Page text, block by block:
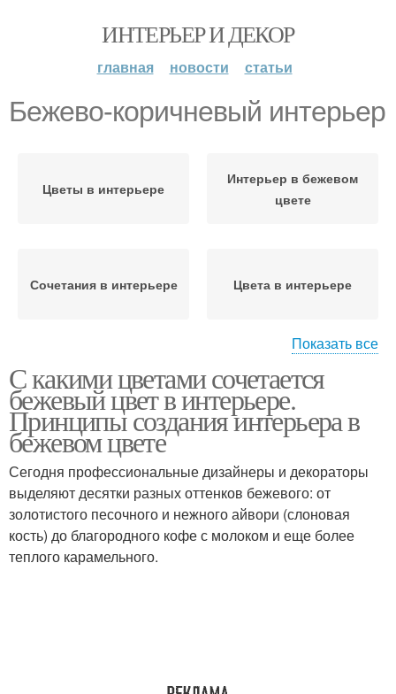
ИНТЕРЬЕР И ДЕКОР
главная новости статьи
Бежево-коричневый интерьер
Цветы в интерьере
Интерьер в бежевом
цвете
Сочетания в интерьере Цвета в интерьере
интерьер
интерьер
Бежево-розовый
интерьер
Бежевый интерьер
Бежево-желтый
Показать все
С какими цветами сочетается
бежевый цвет в интерьере.
Принципы создания интерьера в
бежевом цвете
Сегодня профессиональные дизайнеры и декораторы
выделяют десятки разных оттенков бежевого: от
золотистого песочного и нежного айвори (слоновая
кость) до благородного кофе с молоком и еще более
теплого карамельного.